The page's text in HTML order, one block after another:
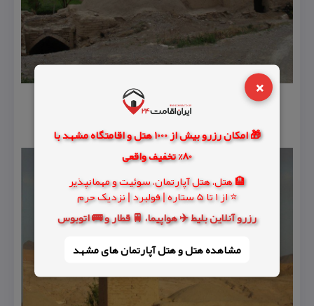
×
🎁 امکان رزرو بیش از 1000 هتل و اقامتگاه مشهد با
80% تخفیف واقعی
🏨 هتل، هتل آپارتمان، سوئیت و مهمانپذیر
⭐ از 1 تا 5 ستاره | فولبرد | نزدیک حرم
رزرو آنلاین بلیط ✈️ هواپیما، 🚆 قطار و 🚌 اتوبوس
مشاهده هتل و هتل‌ آپارتمان های مشهد